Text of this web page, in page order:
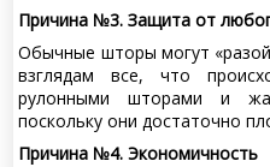
Причина №3. Защита от
Обычные шторы могут
взглядам все, что
рулонными шторами и
поскольку они достаточно
Причина №4. Экономичность